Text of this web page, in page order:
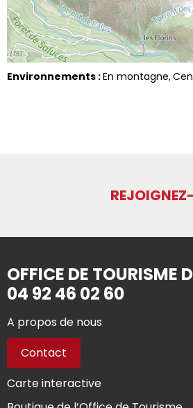
Environnements :En montagne
OFFICE DE TOURISME
04 92 46 02 60
A propos de nous
Contact
Carte interactive